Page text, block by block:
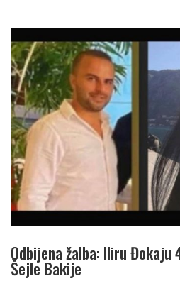
Odbijena žalba: Iliru Đokaju
Šejle Bakije